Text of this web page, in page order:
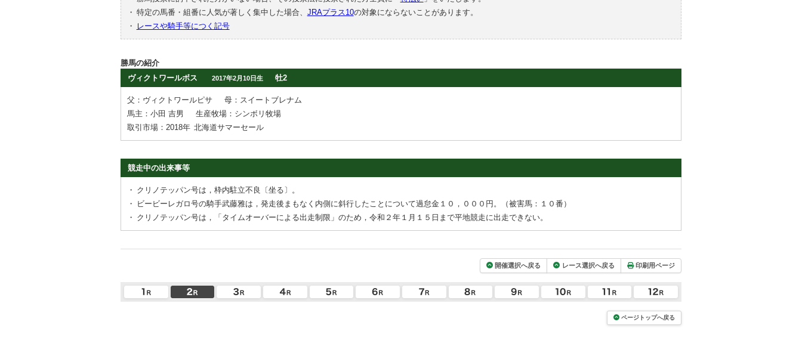
・ 特定の馬番・組番に人気が著しく集中した場合、 JRAプラス10の対象にならないことがあります。
・
レースや騎手等につく記号
勝馬の紹介
ヴィクトワールボス
2017年2月10日生 牡2
父：ヴィクトワールピサ
母：スイートブレナム
馬主：小田 吉男
生産牧場：シンボリ牧場
取引市場：2018年 北海道サマーセール
競走中の出来事等
・ クリノテッパン号は，枠内駐立不良〔坐る〕。
・
ビービーレガロ号の騎手武藤雅は，発走後まもなく内側に斜行したことについて過怠金１０，０００円。（被害馬：１０番）
・ クリノテッパン号は，「タイムオーバーによる出走制限」のため，令和２年１月１５日まで平地競走に出走できない。
開催選択へ戻る レース選択へ戻る 印刷用ページ
ページトップへ戻る